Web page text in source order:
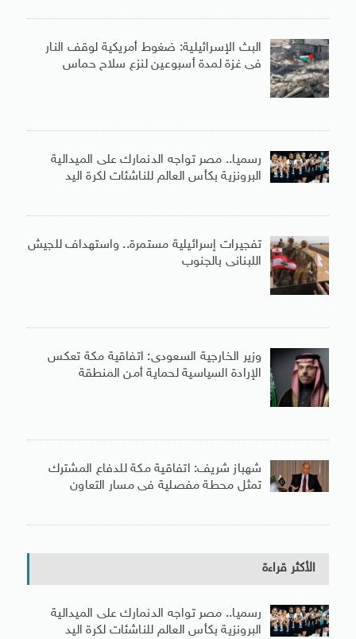
البث الإسرائيلية: ضغوط أمريكية لوقف النار
فى غزة لمدة أسبوعين لنزع سلاح حماس
رسميا.. مصر تواجه الدنمارك على الميدالية
البرونزية بكأس العالم للناشئات لكرة اليد
تفجيرات إسرائيلية مستمرة.. واستهداف للجيش
اللبنانى بالجنوب
وزير الخارجية السعودى: اتفاقية مكة تعكس
الإرادة السياسية لحماية أمن المنطقة
شهباز شريف: اتفاقية مكة للدفاع المشترك
تمثل محطة مفصلية فى مسار التعاون
الأكثر قراءة
رسميا.. مصر تواجه الدنمارك على الميدالية
البرونزية بكأس العالم للناشئات لكرة اليد